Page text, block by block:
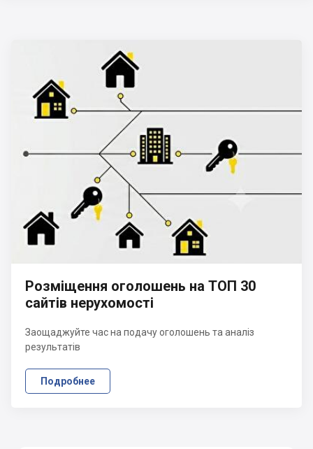
Розміщення оголошень на ТОП 30
сайтів нерухомості
Заощаджуйте час на подачу оголошень та аналіз
результатів
Подробнее